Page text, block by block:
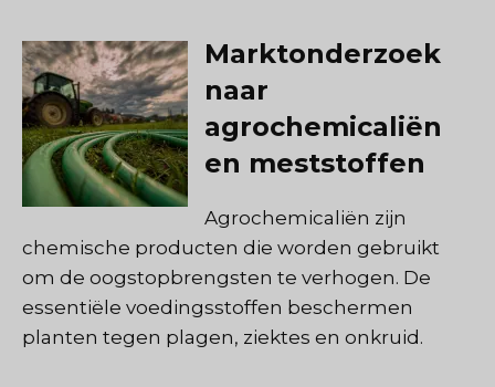
Marktonderzoek
naar
agrochemicaliën
en meststoffen
Agrochemicaliën zijn
chemische producten die worden gebruikt
om de oogstopbrengsten te verhogen. De
essentiële voedingsstoffen beschermen
planten tegen plagen, ziektes en onkruid.